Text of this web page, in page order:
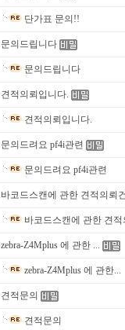
단가표 문의!!
문의드립니다
문의드립니다
견적의뢰입니다.
견적의뢰입니다.
문의드려요 pf4i관련
문의드려요 pf4i관련
바코드스캔에 관한 견적의뢰건
바코드스캔에 관한 견적
zebra-Z4Mplus 에 관한 ...
zebra-Z4Mplus 에 관한...
견적문의
견적문의